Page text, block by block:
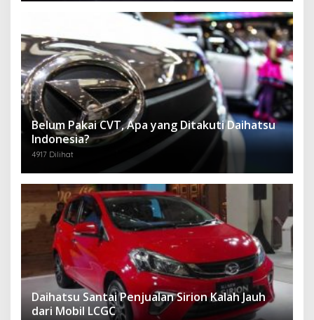
Belum Pakai CVT, Apa yang Ditakuti Daihatsu
Indonesia?
4917 Dilihat
Daihatsu Santai Penjualan Sirion Kalah Jauh
dari Mobil LCGC